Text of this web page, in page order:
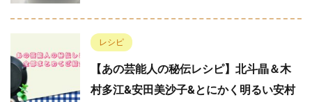
レシピ
【あの芸能人の秘伝レシピ】北斗晶＆木
村多江&安田美沙子&とにかく明るい安村